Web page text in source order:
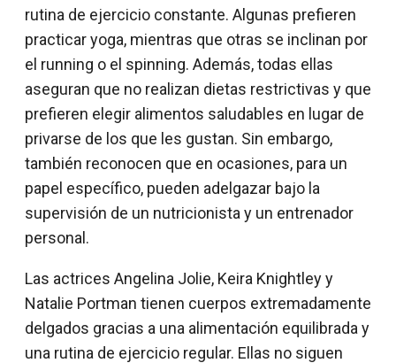
rutina de ejercicio constante. Algunas prefieren
practicar yoga, mientras que otras se inclinan por
el running o el spinning. Además, todas ellas
aseguran que no realizan dietas restrictivas y que
prefieren elegir alimentos saludables en lugar de
privarse de los que les gustan. Sin embargo,
también reconocen que en ocasiones, para un
papel específico, pueden adelgazar bajo la
supervisión de un nutricionista y un entrenador
personal.
Las actrices Angelina Jolie, Keira Knightley y
Natalie Portman tienen cuerpos extremadamente
delgados gracias a una alimentación equilibrada y
una rutina de ejercicio regular. Ellas no siguen